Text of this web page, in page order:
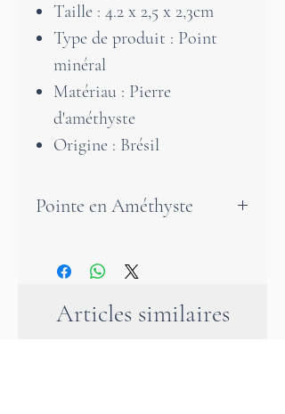
Taille : 4.2 x 2,5 x 2,3cm
Type de produit : Point
minéral
Matériau : Pierre
d'améthyste
Origine : Brésil
Pointe en Améthyste
naturelle du Brésil a une belle
couleur violette unique et est
très transparente. L'améthyste
Articles similaires